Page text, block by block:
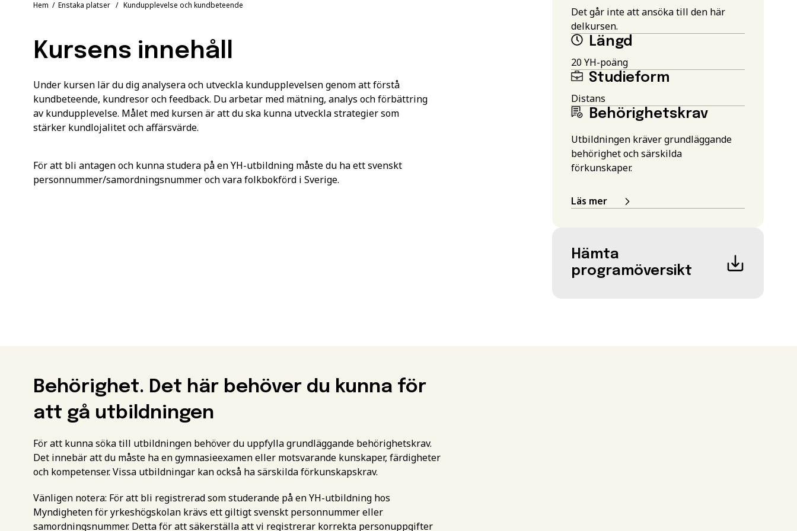
Hem / Enstaka platser / Kundupplevelse och kundbeteende
Kursens innehåll
Under kursen lär du dig analysera och utveckla kundupplevelsen genom att förstå
kundbeteende, kundresor och feedback. Du arbetar med mätning, analys och förbättring
av kundupplevelse. Målet med kursen är att du ska kunna utveckla strategier som
stärker kundlojalitet och affärsvärde.
För att bli antagen och kunna studera på en YH-utbildning måste du ha ett svenskt
personnummer/samordningsnummer och vara folkbokförd i Sverige.
Det går inte att ansöka till den här
delkursen.
Längd
20 YH-poäng
Studieform
Distans
Behörighetskrav
Utbildningen kräver grundläggande
behörighet och särskilda
förkunskaper.
Läs mer
Hämta
programöversikt
Behörighet. Det här behöver du kunna för
att gå utbildningen
För att kunna söka till utbildningen behöver du uppfylla grundläggande behörighetskrav.
Det innebär att du måste ha en gymnasieexamen eller motsvarande kunskaper, färdigheter
och kompetenser. Vissa utbildningar kan också ha särskilda förkunskapskrav.
Vänligen notera: För att bli registrerad som studerande på en YH-utbildning hos
Myndigheten för yrkeshögskolan krävs ett giltigt svenskt personnummer eller
samordningsnummer. Detta för att säkerställa att vi registrerar korrekta personuppgifter